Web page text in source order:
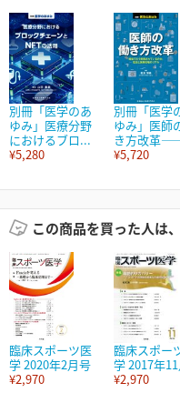
別冊「医学のあ
ゆみ」医療分野
におけるブロ...
¥5,280
別冊「医学
ゆみ」医師
き方改革
¥5,720
この商品を買った人は
臨床スポーツ医
学 2020年2月号
¥2,970
臨床スポー
学 2017年
¥2,970